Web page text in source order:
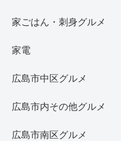
家ごはん・刺身グルメ
家電
広島市中区グルメ
広島市内その他グルメ
広島市南区グルメ